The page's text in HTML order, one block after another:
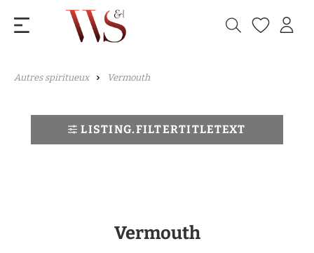
Autres spiritueux Vermouth
LISTING.FILTERTITLETEXT
Vermouth